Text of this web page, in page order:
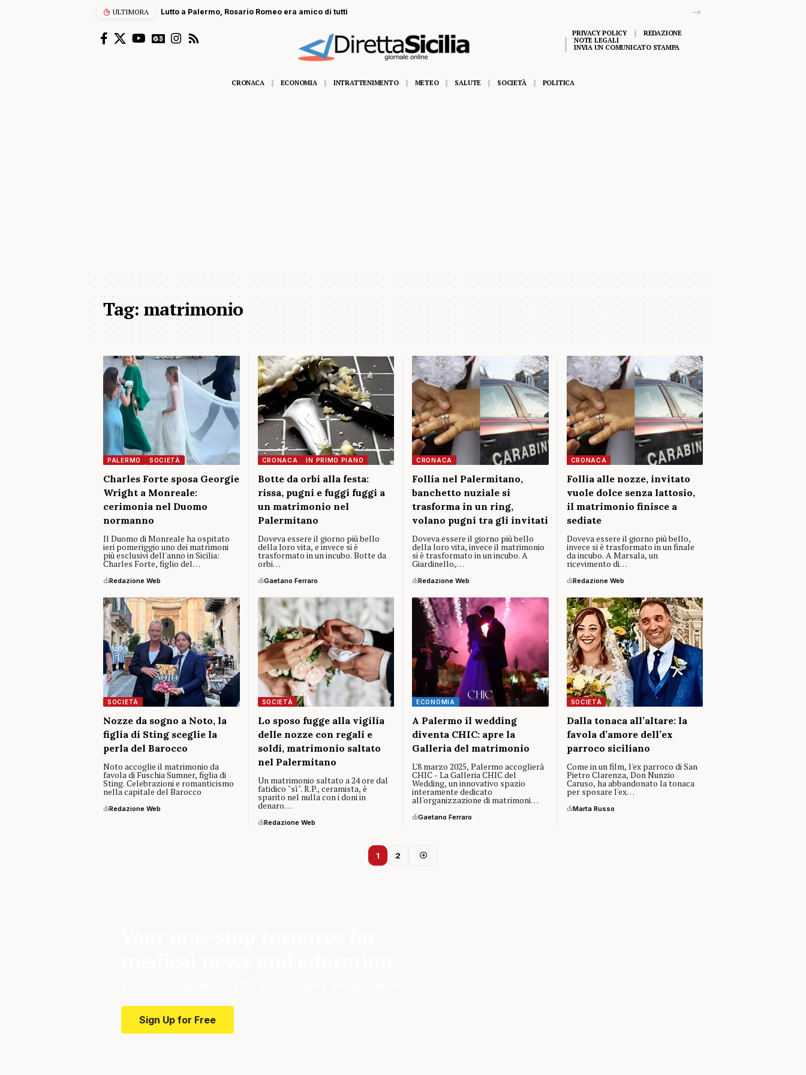
ULTIMORA Lutto a Palermo, Rosario Romeo era amico di tutti
PRIVACY POLICY
REDAZIONE
NOTE LEGALI
INVIA UN COMUNICATO STAMPA
CRONACA ECONOMIA INTRATTENIMENTO METEO SALUTE SOCIETÀ POLITICA
Tag:matrimonio
PALERMO SOCIETÀ
Charles Forte sposa Georgie
Wright a Monreale:
cerimonia nel Duomo
normanno
Il Duomo di Monreale ha ospitato
ieri pomeriggio uno dei matrimoni
più esclusivi dell'anno in Sicilia:
Charles Forte, figlio del…
diRedazione Web
CRONACA IN PRIMO PIANO
Botte da orbi alla festa:
rissa, pugni e fuggi fuggi a
un matrimonio nel
Palermitano
Doveva essere il giorno più bello
della loro vita, e invece si è
trasformato in un incubo. Botte da
orbi…
diGaetano Ferraro
CRONACA
Follia nel Palermitano,
banchetto nuziale si
trasforma in un ring,
volano pugni tra gli invitati
Doveva essere il giorno più bello
della loro vita, invece il matrimonio
si è trasformato in un incubo. A
Giardinello,…
diRedazione Web
CRONACA
Follia alle nozze, invitato
vuole dolce senza lattosio,
il matrimonio finisce a
sediate
Doveva essere il giorno più bello,
invece si è trasformato in un finale
da incubo. A Marsala, un
ricevimento di…
diRedazione Web
SOCIETÀ
Nozze da sogno a Noto, la
figlia di Sting sceglie la
perla del Barocco
Noto accoglie il matrimonio da
favola di Fuschia Sumner, figlia di
Sting. Celebrazioni e romanticismo
nella capitale del Barocco
diRedazione Web
SOCIETÀ
Lo sposo fugge alla vigilia
delle nozze con regali e
soldi, matrimonio saltato
nel Palermitano
Un matrimonio saltato a 24 ore dal
fatidico "sì". R.P., ceramista, è
sparito nel nulla con i doni in
denaro…
diRedazione Web
ECONOMIA
A Palermo il wedding
diventa CHIC: apre la
Galleria del matrimonio
L'8 marzo 2025, Palermo accoglierà
CHIC - La Galleria CHIC del
Wedding, un innovativo spazio
interamente dedicato
all'organizzazione di matrimoni…
diGaetano Ferraro
SOCIETÀ
Dalla tonaca all’altare: la
favola d’amore dell’ex
parroco siciliano
Come in un film, l'ex parroco di San
Pietro Clarenza, Don Nunzio
Caruso, ha abbandonato la tonaca
per sposare l'ex…
diMarta Russo
1 2
Sign Up for Free